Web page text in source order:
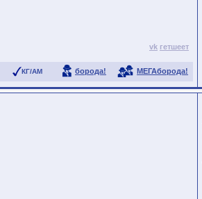
vk гетшеет
КГ/АМ борода! МЕГАборода!